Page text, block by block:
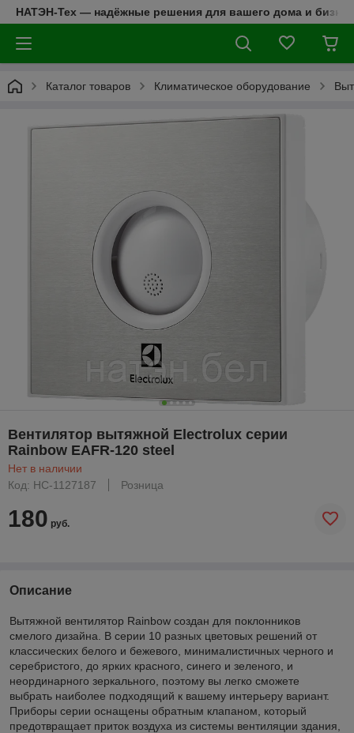
НАТЭН-Тех — надёжные решения для вашего дома и
Каталог товаров Климатическое оборудование
Вентилятор вытяжной Electrolux серии
Rainbow EAFR-120 steel
Нет в наличии
Код: НС-1127187
Розница
180 руб.
Описание
Вытяжной вентилятор Rainbow создан для поклонников
смелого дизайна. В серии 10 разных цветовых решений от
классических белого и бежевого, минималистичных черного и
серебристого, до ярких красного, синего и зеленого, и
неординарного зеркального, поэтому вы легко сможете
выбрать наиболее подходящий к вашему интерьеру вариант.
Приборы серии оснащены обратным клапаном, который
предотвращает приток воздуха из системы вентиляции здания,